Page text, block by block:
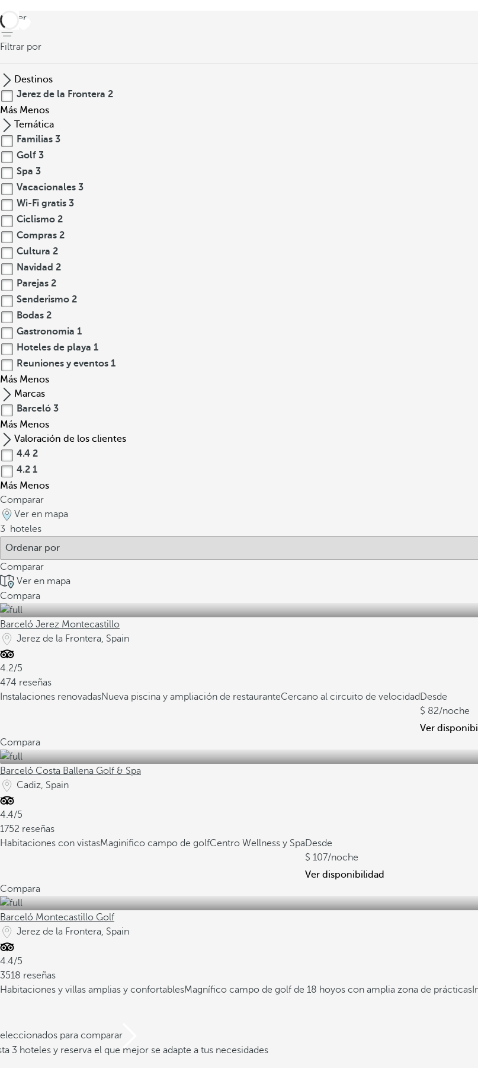
volver
Filtrar por
Destinos
Jerez de la Frontera 2
Más Menos
Temática
Familias 3
Golf 3
Spa 3
Vacacionales 3
Wi-Fi gratis 3
Ciclismo 2
Compras 2
Cultura 2
Navidad 2
Parejas 2
Senderismo 2
Bodas 2
Gastronomia 1
Hoteles de playa 1
Reuniones y eventos 1
Más Menos
Marcas
Barceló 3
Más Menos
Valoración de los clientes
4.4 2
4.2 1
Más Menos
Comparar
Ver en mapa
3
hoteles
Comparar
Ver en mapa
Compara
Barceló Jerez Montecastillo
Jerez de la Frontera, Spain
4.2/5
474 reseñas
Instalaciones renovadasNueva piscina y ampliación de restauranteCercano al circuito de velocidad Desde
82/noche
Ver
Compara
Barceló Costa Ballena Golf & Spa
Cadiz, Spain
4.4/5
1752 reseñas
Habitaciones con vistasMaginifico campo de golfCentro Wellness y SpaDesde
107/noche
Ver disponibilidad
Compara
Barceló Montecastillo Golf
Jerez de la Frontera, Spain
4.4/5
3518 reseñas
Habitaciones y villas amplias y confortablesMagnífico campo de golf de 18 hoyos con amplia zona de prácticas
para comparar
3 hoteles y reserva el que mejor se adapte a tus necesidades